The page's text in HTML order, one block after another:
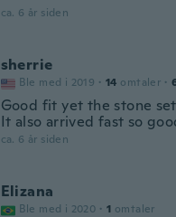
ca. 6 år siden
sherrie
Ble med i 2019 · 14 omtaler ·
Good fit yet the stone
It also arrived fast so
ca. 6 år siden
Elizana
Ble med i 2020 · 1 omtaler